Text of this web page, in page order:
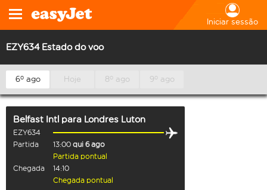
Iniciar sessão
EZY634 Estado do voo
6º ago Hoje 8º ago 9º ago
Belfast Intl para Londres Luton
EZY634
Partida
13:00 qui 6 ago
Partida pontual
Chegada
14:10
Chegada pontual